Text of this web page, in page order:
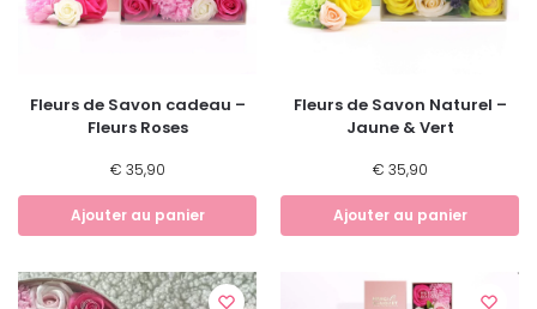
Fleurs de Savon cadeau –
Fleurs Roses
€ 35,90
Ajouter au panier
Fleurs de Savon Naturel –
Jaune & Vert
€ 35,90
Ajouter au panier